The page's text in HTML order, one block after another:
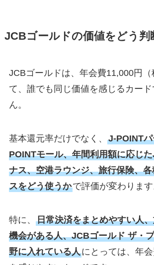
JCBゴールドの価値をどう判
JCBゴールドは、年会費11,000円（
て、誰でも同じ価値を感じるカー
ん。
基本還元率だけでなく、 J-POINT
POINTモール、年間利用額に応じ
ナス、空港ラウンジ、旅行保険、
スをどう使うかで評価が変わります
特に、 日常決済をまとめやすい人
機会がある人、JCBゴールド ザ・
野に入れている人にとっては、年